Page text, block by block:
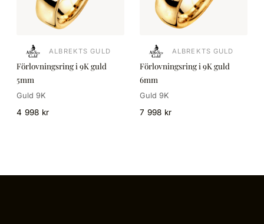
ALBREKTS GULD
Förlovningsring i 9K guld
5mm
Guld 9K
4 998 kr
ALBREKTS GULD
Förlovningsring i 9K guld
6mm
Guld 9K
7 998 kr